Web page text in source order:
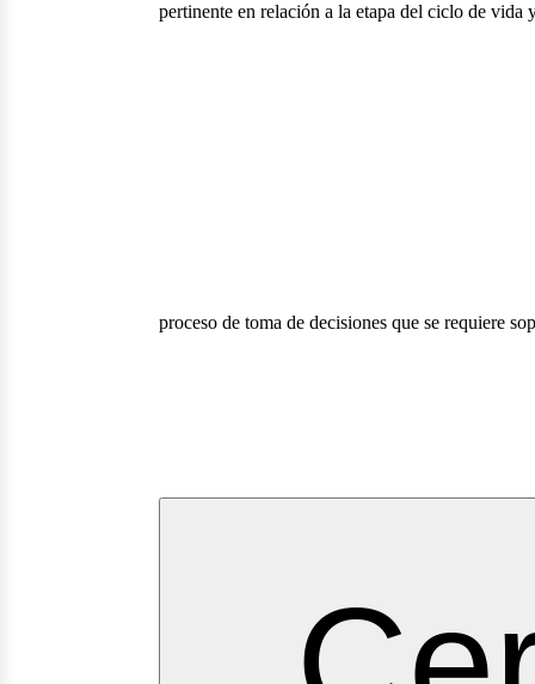
pertinente en relación a la etapa del ciclo de vida
proceso de toma de decisiones que se requiere